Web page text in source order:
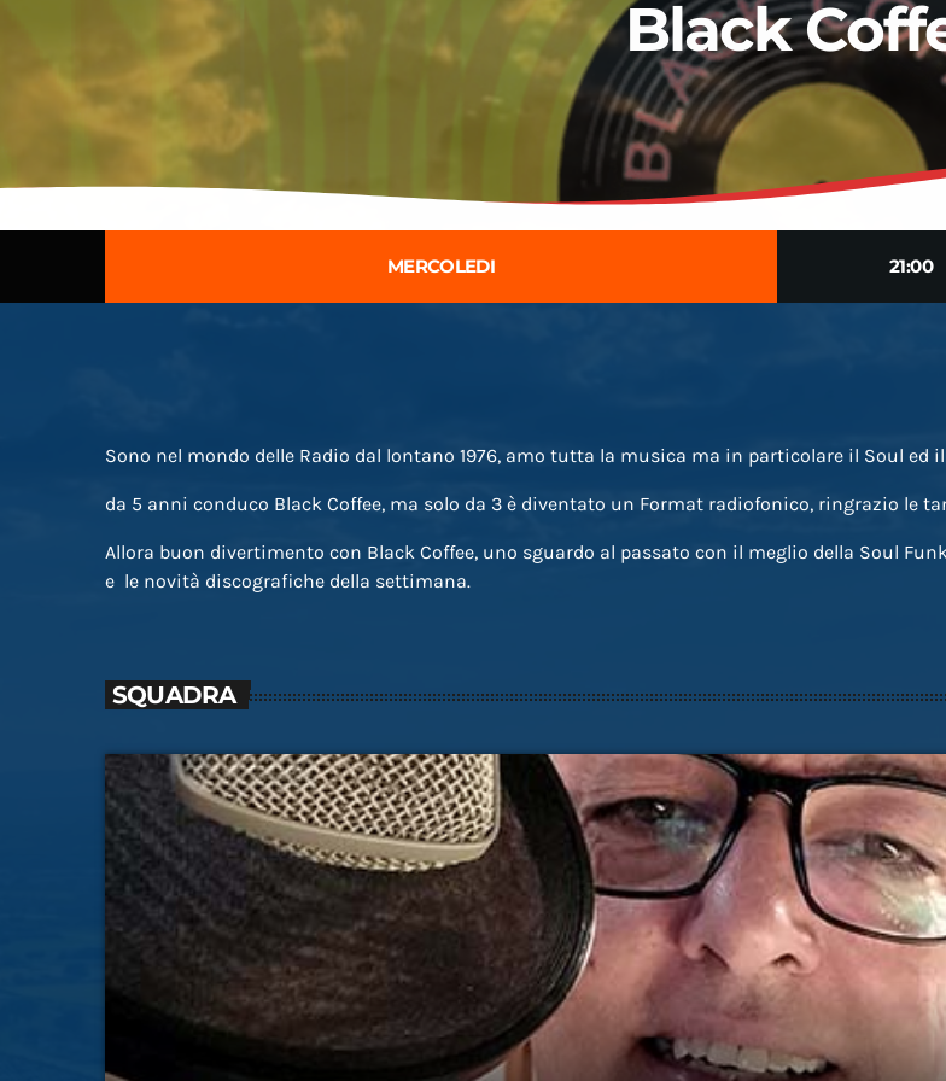
Black
MERCOLEDI 21:00
Sono nel mondo delle Radio dal lontano 1976, amo tutta la musica ma in particolare il Soul ed
da 5 anni conduco Black Coffee, ma solo da 3 è diventato un Format radiofonico, ringrazio le
Allora buon divertimento con Black Coffee, uno sguardo al passato con il meglio della Soul
e le novità discografiche della settimana.
SQUADRA